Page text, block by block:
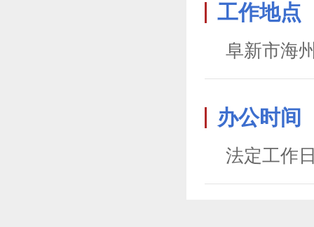
工作地点
阜新市海
办公时间
法定工作